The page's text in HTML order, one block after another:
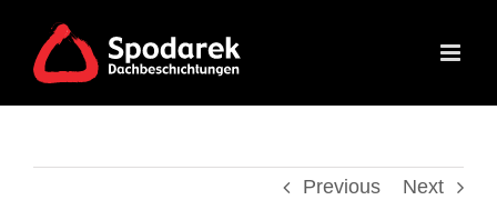
content
Previous Next